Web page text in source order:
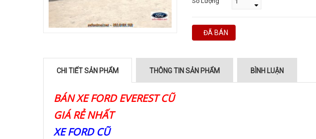
ĐÃ BÁN
CHI TIẾT SẢN PHẨM THÔNG TIN SẢN PHẨM BÌNH LUẬN
BÁN XE FORD EVEREST CŨ
GIÁ RẺ NHẤT
XE FORD CŨ